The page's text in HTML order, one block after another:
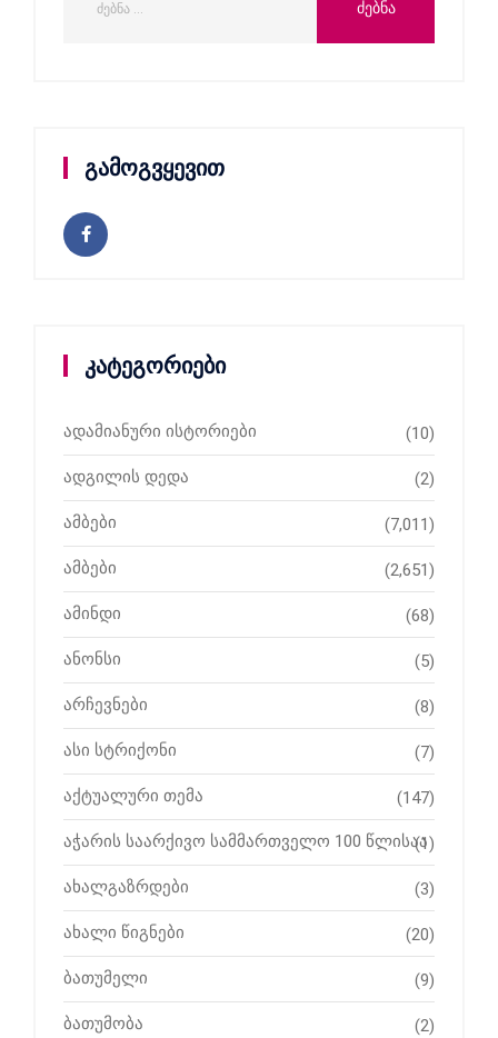
გამოგვყევით
კატეგორიები
ადამიანური ისტორიები (10)
ადგილის დედა (2)
ამბები (7,011)
ამბები (2,651)
ამინდი (68)
ანონსი (5)
არჩევნები (8)
ასი სტრიქონი (7)
აქტუალური თემა (147)
აჭარის საარქივო სამმართველო 100 წლისაა
(1)
ახალგაზრდები (3)
ახალი წიგნები (20)
ბათუმელი (9)
ბათუმობა (2)